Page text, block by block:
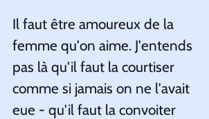
Il faut être amoureux de la
femme qu'on aime. J'entends
pas là qu'il faut la courtiser
comme si jamais on ne l'avait
eue - qu'il faut la convoiter